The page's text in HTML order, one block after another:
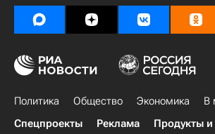
Политика Общество Экономика В
Спецпроекты
Реклама Продукты